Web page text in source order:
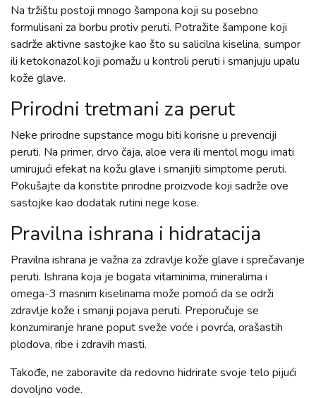
Na tržištu postoji mnogo šampona koji su posebno
formulisani za borbu protiv peruti. Potražite šampone koji
sadrže aktivne sastojke kao što su salicilna kiselina, sumpor
ili ketokonazol koji pomažu u kontroli peruti i smanjuju upalu
kože glave.
Prirodni tretmani za perut
Neke prirodne supstance mogu biti korisne u prevenciji
peruti. Na primer, drvo čaja, aloe vera ili mentol mogu imati
umirujući efekat na kožu glave i smanjiti simptome peruti.
Pokušajte da koristite prirodne proizvode koji sadrže ove
sastojke kao dodatak rutini nege kose.
Pravilna ishrana i hidratacija
Pravilna ishrana je važna za zdravlje kože glave i sprečavanje
peruti. Ishrana koja je bogata vitaminima, mineralima i
omega-3 masnim kiselinama može pomoći da se održi
zdravlje kože i smanji pojava peruti. Preporučuje se
konzumiranje hrane poput sveže voće i povrća, orašastih
plodova, ribe i zdravih masti.
Takođe, ne zaboravite da redovno hidrirate svoje telo pijući
dovoljno vode.